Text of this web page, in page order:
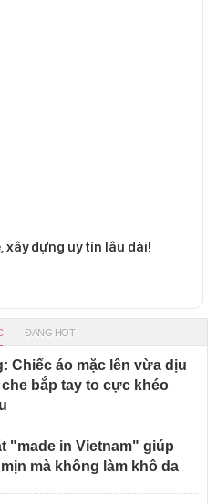
xây dựng uy tín lâu dài!
ĐANG HOT
Chiếc áo mặc lên vừa dịu
bắp tay to cực khéo
"made in Vietnam" giúp
mà không làm khô da